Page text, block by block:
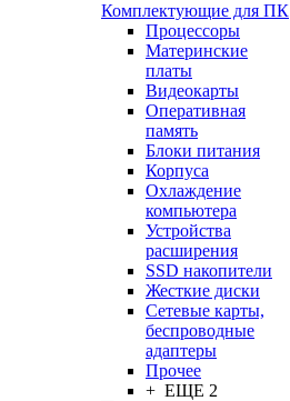
Комплектующие для ПК
Процессоры
Материнские
платы
Видеокарты
Оперативная
память
Блоки питания
Корпуса
Охлаждение
компьютера
Устройства
расширения
SSD накопители
Жесткие диски
Сетевые карты,
беспроводные
адаптеры
Прочее
+ ЕЩЕ 2